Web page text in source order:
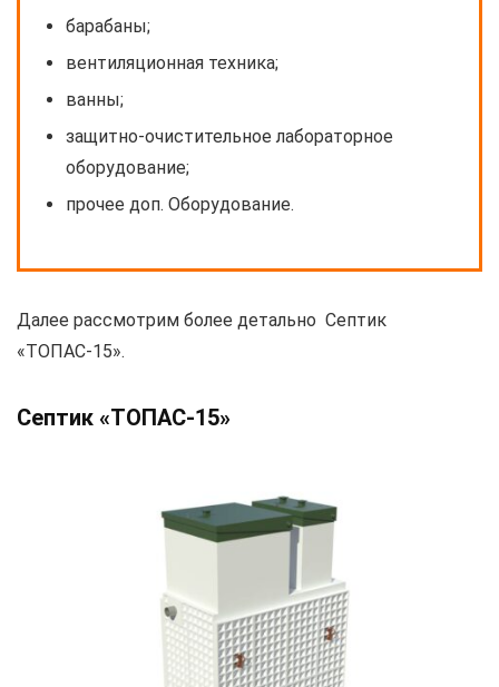
барабаны;
вентиляционная техника;
ванны;
защитно-очистительное лабораторное
оборудование;
прочее доп. Оборудование.
Далее рассмотрим более детально Септик
«ТОПАС-15».
Септик «ТОПАС-15»